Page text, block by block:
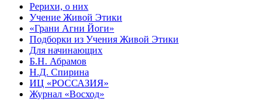
Рерихи, о них
Учение Живой Этики
«Грани Агни Йоги»
Подборки из Учения Живой Этики
Для начинающих
Б.Н. Абрамов
Н.Д. Спирина
ИЦ «РОССАЗИЯ»
Журнал «Восход»